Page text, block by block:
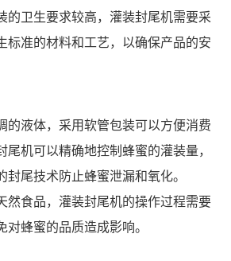
的卫生要求较高，灌装封尾机需要采
标准的材料和工艺，以确保产品的安
的液体，采用软管包装可以方便消费
尾机可以精确地控制蜂蜜的灌装量，
封尾技术防止蜂蜜泄漏和氧化。
然食品，灌装封尾机的操作过程需要
对蜂蜜的品质造成影响。